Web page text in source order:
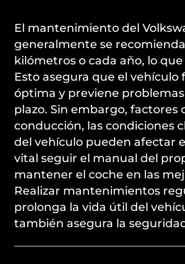
El mantenimiento del
generalmente se
kilómetros o cada año, lo
Esto asegura que el
óptima y previene
plazo. Sin embargo, factores
conducción, las condiciones
del vehículo pueden afectar
vital seguir el manual del
mantener el coche en las
Realizar mantenimientos
prolonga la vida útil del
también asegura la